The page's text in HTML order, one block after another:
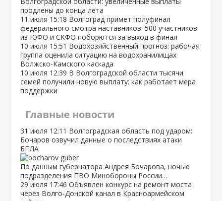
продлены до конца лета
11 июля 15:18 Волгоград примет полуфинал
федерального смотра наставников: 500 участников
из ЮФО и СКФО поборются за выход в финал
10 июля 15:51 Водохозяйственный прогноз: рабочая
группа оценила ситуацию на водохранилищах
Волжско‑Камского каскада
10 июля 12:39 В Волгоградской области тысячи
семей получили новую выплату: как работает мера
поддержки
Главные новости
31 июля 12:11 Волгоградская область под ударом:
Бочаров озвучил данные о последствиях атаки
БПЛА
По данным губернатора Андрея Бочарова, ночью
подразделения ПВО Минобороны России…
29 июля 17:46 Объявлен конкурс на ремонт моста
через Волго‑Донской канал в Красноармейском